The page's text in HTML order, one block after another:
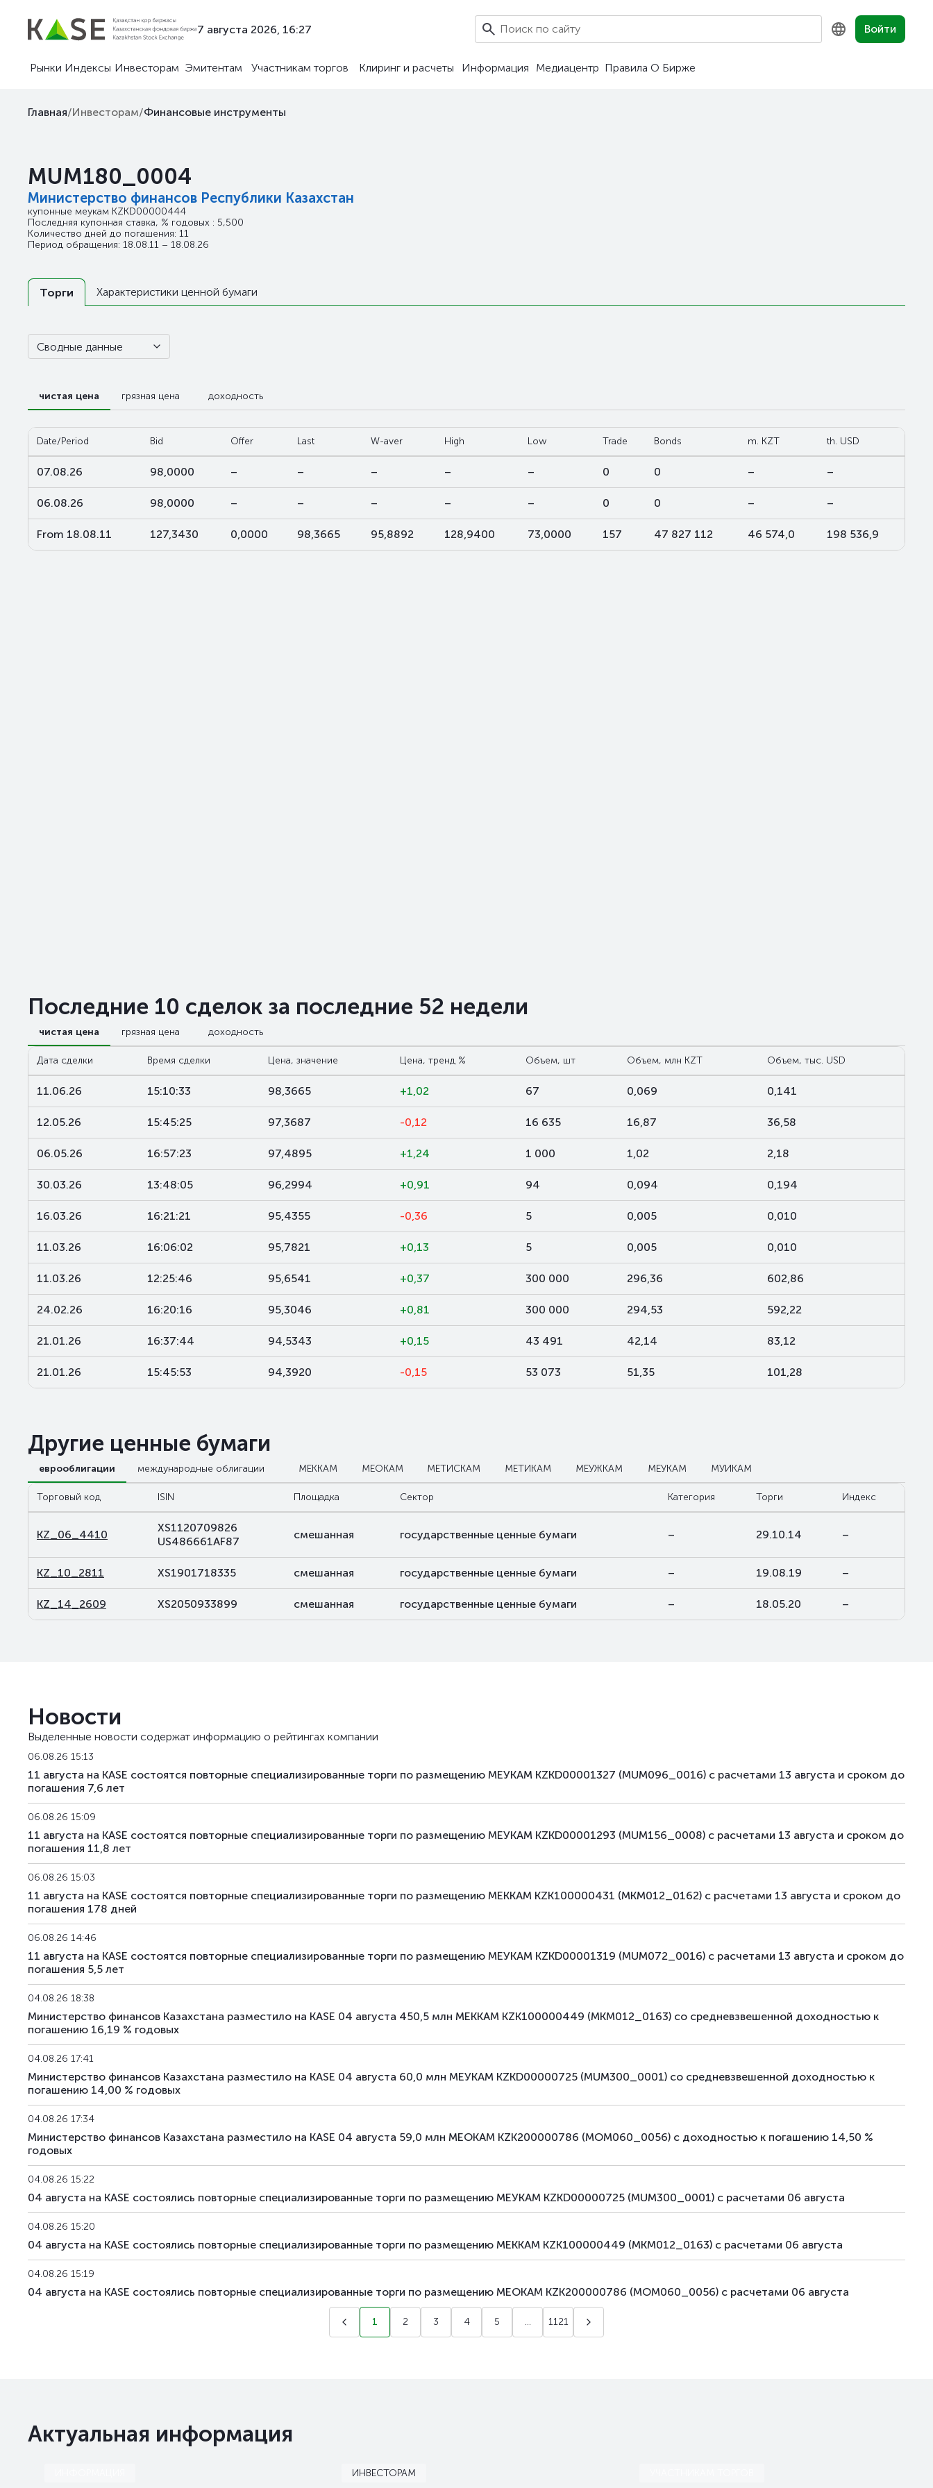
7 августа 2026, 16:27 Войти
Рынки Индексы Инвесторам Эмитентам Участникам торгов Клиринг и расчеты Информация Медиацентр Правила О Бирже
Главная/Инвесторам/Финансовые инструменты
MUM180_0004
Министерство финансов Республики Казахстан
купонные меукам KZKD00000444
Последняя купонная ставка, % годовых : 5,500
Количество дней до погашения: 11
Период обращения: 18.08.11 – 18.08.26
Торги Характеристики ценной бумаги
Сводные данные
чистая цена грязная цена доходность
Date/Period Bid Offer Last W-aver High Low Trade Bonds m. KZT th. USD
07.08.26 98,0000 – – – – – 0 0 – –
06.08.26 98,0000 – – – – – 0 0 – –
From 18.08.11 127,3430 0,0000 98,3665 95,8892 128,9400 73,0000 157 47 827 112 46 574,0 198 536,9
Последние 10 сделок за последние 52 недели
чистая цена грязная цена доходность
Дата сделки Время сделки Цена, значение Цена, тренд % Объем, шт Объем, млн KZT Объем, тыс. USD
11.06.26 15:10:33 98,3665 +1,02 67 0,069 0,141
12.05.26 15:45:25 97,3687 -0,12 16 635 16,87 36,58
06.05.26 16:57:23 97,4895 +1,24 1 000 1,02 2,18
30.03.26 13:48:05 96,2994 +0,91 94 0,094 0,194
16.03.26 16:21:21 95,4355 -0,36 5 0,005 0,010
11.03.26 16:06:02 95,7821 +0,13 5 0,005 0,010
11.03.26 12:25:46 95,6541 +0,37 300 000 296,36 602,86
24.02.26 16:20:16 95,3046 +0,81 300 000 294,53 592,22
21.01.26 16:37:44 94,5343 +0,15 43 491 42,14 83,12
21.01.26 15:45:53 94,3920 -0,15 53 073 51,35 101,28
Другие ценные бумаги
еврооблигации международные облигации МЕККАМ МЕОКАМ МЕТИСКАМ МЕТИКАМ МЕУЖКАМ МЕУКАМ МУИКАМ
Торговый код ISIN Площадка Сектор Категория Торги Индекс
KZ_06_4410
XS1120709826
US486661AF87
смешанная государственные ценные бумаги – 29.10.14 –
KZ_10_2811 XS1901718335 смешанная государственные ценные бумаги – 19.08.19 –
KZ_14_2609 XS2050933899 смешанная государственные ценные бумаги – 18.05.20 –
Новости
Выделенные новости содержат информацию о рейтингах компании
06.08.26 15:13
11 августа на KASE состоятся повторные специализированные торги по размещению МЕУКАМ KZKD00001327 (MUM096_0016) с расчетами 13 августа и сроком до
погашения 7,6 лет
06.08.26 15:09
11 августа на KASE состоятся повторные специализированные торги по размещению МЕУКАМ KZKD00001293 (MUM156_0008) с расчетами 13 августа и сроком до
погашения 11,8 лет
06.08.26 15:03
11 августа на KASE состоятся повторные специализированные торги по размещению МЕККАМ KZK100000431 (MKM012_0162) с расчетами 13 августа и сроком до
погашения 178 дней
06.08.26 14:46
11 августа на KASE состоятся повторные специализированные торги по размещению МЕУКАМ KZKD00001319 (MUM072_0016) с расчетами 13 августа и сроком до
погашения 5,5 лет
04.08.26 18:38
Министерство финансов Казахстана разместило на KASE 04 августа 450,5 млн МЕККАМ KZK100000449 (MKM012_0163) со средневзвешенной доходностью к
погашению 16,19 % годовых
04.08.26 17:41
Министерство финансов Казахстана разместило на KASE 04 августа 60,0 млн МЕУКАМ KZKD00000725 (MUM300_0001) со средневзвешенной доходностью к
погашению 14,00 % годовых
04.08.26 17:34
Министерство финансов Казахстана разместило на KASE 04 августа 59,0 млн МЕОКАМ KZK200000786 (MOM060_0056) с доходностью к погашению 14,50 %
годовых
04.08.26 15:22
04 августа на KASE состоялись повторные специализированные торги по размещению МЕУКАМ KZKD00000725 (MUM300_0001) с расчетами 06 августа
04.08.26 15:20
04 августа на KASE состоялись повторные специализированные торги по размещению МЕККАМ KZK100000449 (MKM012_0163) с расчетами 06 августа
04.08.26 15:19
04 августа на KASE состоялись повторные специализированные торги по размещению МЕОКАМ KZK200000786 (MOM060_0056) с расчетами 06 августа
1 2 3 4 5 ... 1121
Актуальная информация
ИНВЕСТОРАМ